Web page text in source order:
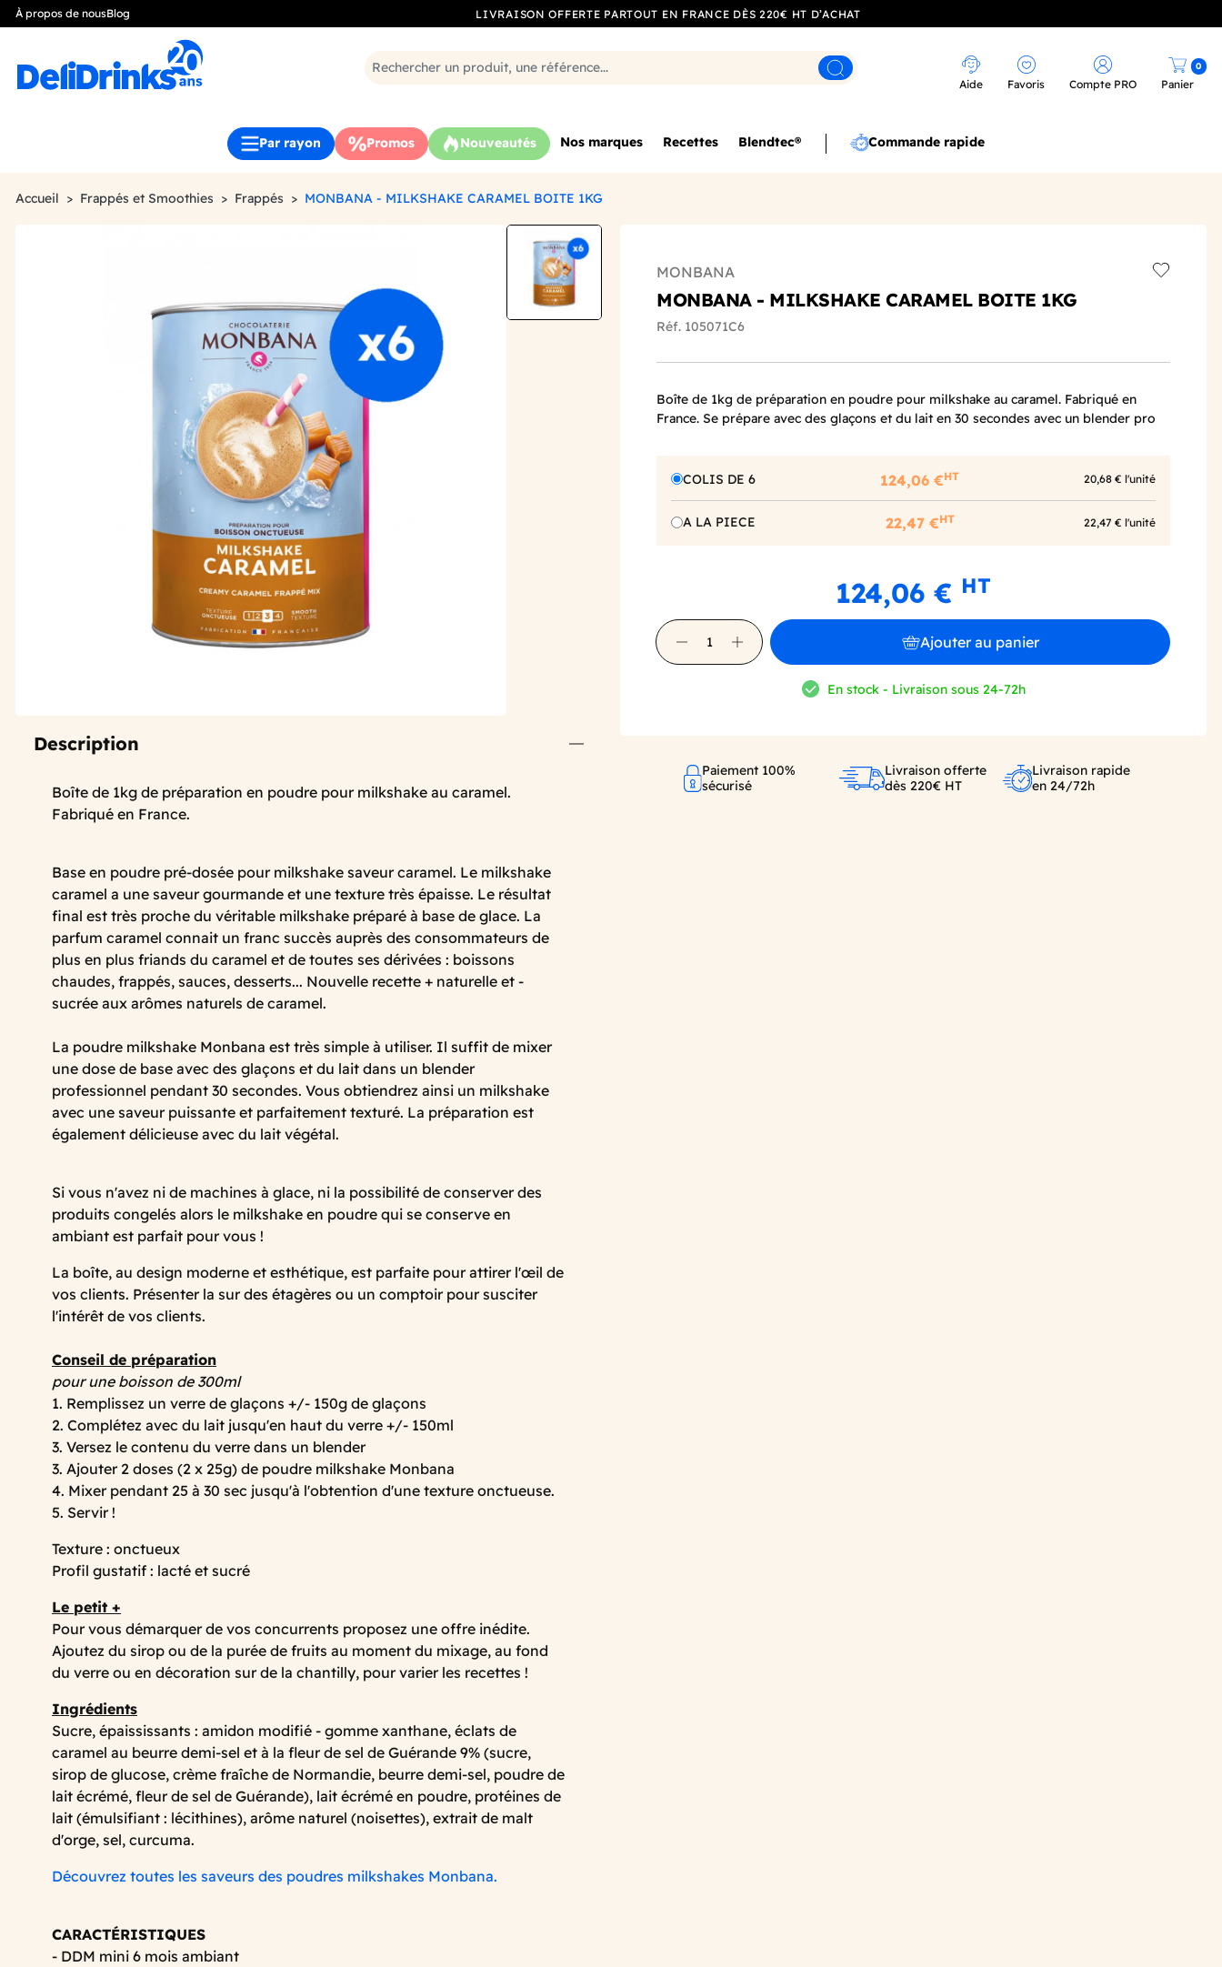
À propos de nousBlog LIVRAISON OFFERTE PARTOUT EN FRANCE DÈS 220€ HT D’ACHAT
Rechercher
Aide Favoris Compte PRO Panier
0
Par rayon Promos Nouveautés Nos marques Recettes Blendtec® Commande rapide
Accueil Frappés et Smoothies Frappés MONBANA - MILKSHAKE CARAMEL BOITE 1KG
Description
Boîte de 1kg de préparation en poudre pour milkshake au caramel.
Fabriqué en France.
Base en poudre pré-dosée pour milkshake saveur caramel. Le milkshake
caramel a une saveur gourmande et une texture très épaisse. Le résultat
final est très proche du véritable milkshake préparé à base de glace. La
parfum caramel connait un franc succès auprès des consommateurs de
plus en plus friands du caramel et de toutes ses dérivées : boissons
chaudes, frappés, sauces, desserts... Nouvelle recette + naturelle et -
sucrée aux arômes naturels de caramel.
La poudre milkshake Monbana est très simple à utiliser. Il suffit de mixer
une dose de base avec des glaçons et du lait dans un blender
professionnel pendant 30 secondes. Vous obtiendrez ainsi un milkshake
avec une saveur puissante et parfaitement texturé. La préparation est
également délicieuse avec du lait végétal.
Si vous n'avez ni de machines à glace, ni la possibilité de conserver des
produits congelés alors le milkshake en poudre qui se conserve en
ambiant est parfait pour vous !
La boîte, au design moderne et esthétique, est parfaite pour attirer l'œil de
vos clients. Présenter la sur des étagères ou un comptoir pour susciter
l'intérêt de vos clients.
Conseil de préparation
pour une boisson de 300ml
1. Remplissez un verre de glaçons +/- 150g de glaçons
2. Complétez avec du lait jusqu'en haut du verre +/- 150ml
3. Versez le contenu du verre dans un blender
3. Ajouter 2 doses (2 x 25g) de poudre milkshake Monbana
4. Mixer pendant 25 à 30 sec jusqu'à l'obtention d'une texture onctueuse.
5. Servir !
Texture : onctueux
Profil gustatif : lacté et sucré
Le petit +
Pour vous démarquer de vos concurrents proposez une offre inédite.
Ajoutez du sirop ou de la purée de fruits au moment du mixage, au fond
du verre ou en décoration sur de la chantilly, pour varier les recettes !
Ingrédients
Sucre, épaississants : amidon modifié - gomme xanthane, éclats de
caramel au beurre demi-sel et à la fleur de sel de Guérande 9% (sucre,
sirop de glucose, crème fraîche de Normandie, beurre demi-sel, poudre de
lait écrémé, fleur de sel de Guérande), lait écrémé en poudre, protéines de
lait (émulsifiant : lécithines), arôme naturel (noisettes), extrait de malt
d'orge, sel, curcuma.
Découvrez toutes les saveurs des poudres milkshakes Monbana.
CARACTÉRISTIQUES
- DDM mini 6 mois ambiant
MONBANA
MONBANA - MILKSHAKE CARAMEL BOITE 1KG
Réf. 105071C6
Boîte de 1kg de préparation en poudre pour milkshake au caramel. Fabriqué en
France. Se prépare avec des glaçons et du lait en 30 secondes avec un blender pro
COLIS DE 6 124,06 €HT 20,68 € l'unité
A LA PIECE 22,47 €HT 22,47 € l'unité
124,06 € HT
Ajouter au panier
En stock - Livraison sous 24-72h
Paiement 100%
sécurisé
Livraison offerte
dès 220€ HT
Livraison rapide
en 24/72h